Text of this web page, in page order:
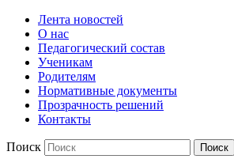
Лента новостей
О нас
Педагогический состав
Ученикам
Родителям
Нормативные документы
Прозрачность решений
Контакты
Поиск Поиск